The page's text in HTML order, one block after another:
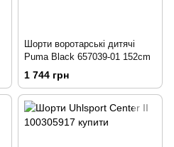
Шорти воротарські дитячі
Puma Black 657039-01 152cm
1 744 грн